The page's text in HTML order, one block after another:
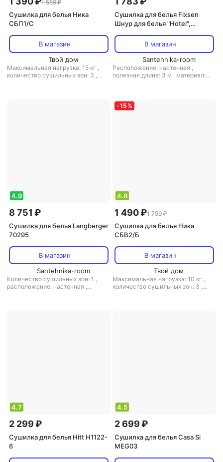
1 559 ₽
Сушилка для белья Ника
СБП1/C
В магазин
Твой дом
Максимальная нагрузка: 15 кг ,
количество сушильных зон: 3 ,
Сушилка для белья Fixsen
Шнур для белья "Hotel",
В магазин
Santehnika-room
Расположение: настенная ,
полезная длина: 3 м , материал:
4.9
8 751 ₽
Сушилка для белья Langberger
70295
В магазин
Santehnika-room
Количество сушильных зон: 1 ,
расположение: настенная ,
-15 %
4.8
1 490 ₽1 759 ₽
Сушилка для белья Ника
СБВ2/Б
В магазин
Твой дом
Максимальная нагрузка: 10 кг ,
количество сушильных зон: 3 ,
4.7
2 299 ₽
Сушилка для белья Hitt H1122-
6
4.5
2 699 ₽
Сушилка для белья Casa Si
MEG03